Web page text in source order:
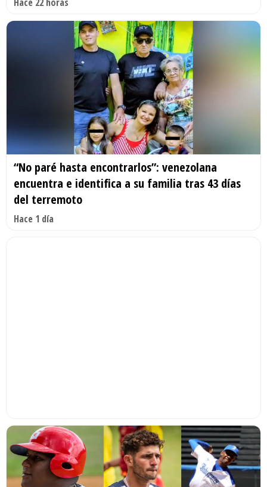
“No paré hasta encontrarlos”: venezolana
encuentra e identifica a su familia tras 43 días
del terremoto
Hace 1 día